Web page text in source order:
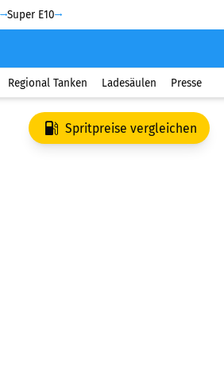
Super E10
Regional Tanken Ladesäulen Presse
Spritpreise vergleichen